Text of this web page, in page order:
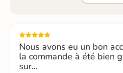
Nous avons eu un bon
la commande à été bien
sur...